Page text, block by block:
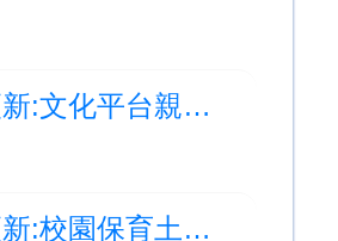
學校相片更新:文化平台親子遊
學校相片更新:校園保育土沉香計劃–保育大使演講技巧培訓